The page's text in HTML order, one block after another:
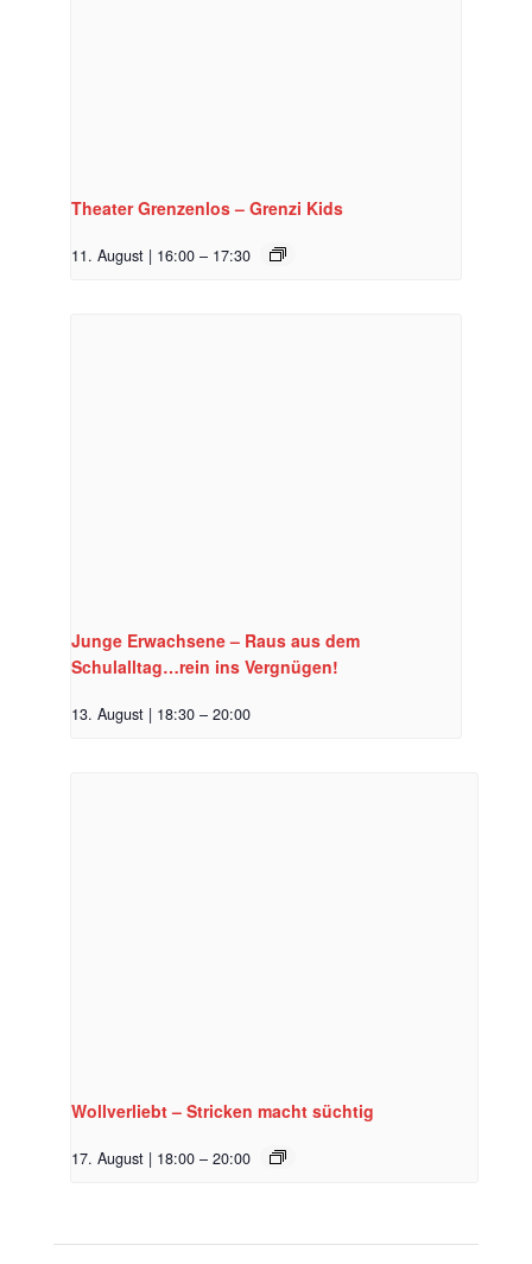
Theater Grenzenlos – Grenzi Kids
11. August | 16:00 – 17:30
Junge Erwachsene – Raus aus dem
Schulalltag…rein ins Vergnügen!
13. August | 18:30 – 20:00
Wollverliebt – Stricken macht süchtig
17. August | 18:00 – 20:00